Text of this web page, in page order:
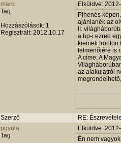
marci
Tag
Hozzászólások: 1
Regisztrált: 2012.10.17
Elküldve:
Pihenés
ajánlanék az
II.
a bp-i ezred
kiemeli fronton
felmenõjére is
A címe: A
az alakulatról
Szerző
RE:
pgyula
Tag
Elküldve:
Én nem